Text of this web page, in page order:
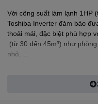
Với công suất làm lạnh 1HP
Toshiba Inverter đảm bảo
thoải mái, đặc biệt phù hợp
(từ 30 đến 45m³) như
nhỏ,…